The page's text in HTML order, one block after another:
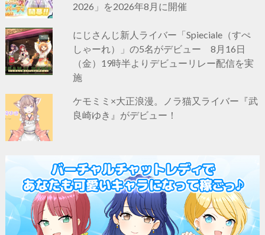
2026」を2026年8月に開催
にじさんじ新人ライバー「Spieciale（すぺ
しゃーれ）」の5名がデビュー 8月16日
（金）19時半よりデビューリレー配信を実
施
ケモミミ×大正浪漫。ノラ猫又ライバー『武
良崎ゆき』がデビュー！